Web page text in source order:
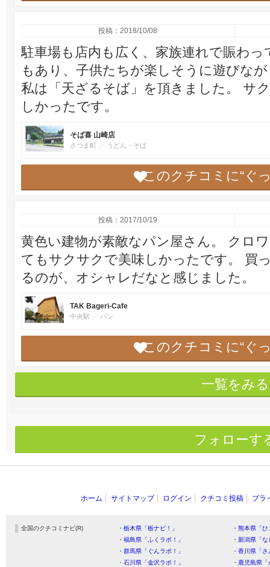
投稿：2018/10/08
駐車場も店内も広く、家族連れで賑わ
もあり、子供たちが楽しそうに遊びな
私は「天ざるそば」を頂きました。 サ
しかったです。
そば喜 山崎店
さつま町 うどん・そば
このクチコミに“ぐ
投稿：2017/10/19
黄色い建物が素敵なパン屋さん。 クロ
てもサクサクで美味しかったです。 買
るのが、オシャレだなと感じました。
TAK Bageri-Cafe
中央駅 パン
このクチコミに“ぐ
一覧をみる
フォローす
ホーム サイトマップ ログイン クチコミ投稿 プラ
全国のクチコミナビ(R) ・栃木県「栃ナビ！」
・熊本県「
・福島県「ふくラボ！」
・新潟県「
・群馬県「ぐんラボ！」
・香川県「
・石川県「金沢ラボ！」
・鹿児島県